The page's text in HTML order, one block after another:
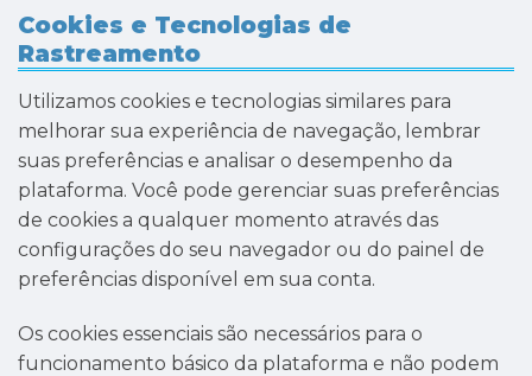
Cookies e Tecnologias de
Rastreamento
Utilizamos cookies e tecnologias similares para
melhorar sua experiência de navegação, lembrar
suas preferências e analisar o desempenho da
plataforma. Você pode gerenciar suas preferências
de cookies a qualquer momento através das
configurações do seu navegador ou do painel de
preferências disponível em sua conta.
Os cookies essenciais são necessários para o
funcionamento básico da plataforma e não podem